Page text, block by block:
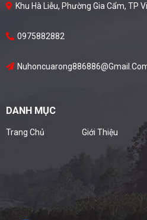
Khu Hà Liễu, Phường Gia Cẩm, TP
0975882882
DANH MỤC
Trang Chủ Giới Thiệu